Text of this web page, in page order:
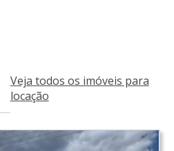
Veja todos os imóveis para
locação